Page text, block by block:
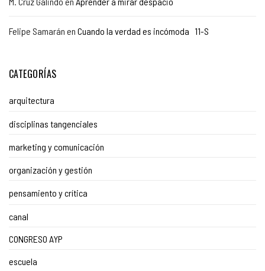
Felipe Samarán en Cuando la verdad es incómoda 11-S
CATEGORÍAS
arquitectura
disciplinas tangenciales
marketing y comunicación
organización y gestión
pensamiento y crítica
canal
CONGRESO AYP
escuela